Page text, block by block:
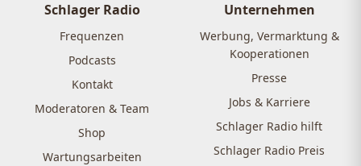
Schlager Radio
Frequenzen
Podcasts
Kontakt
Moderatoren & Team
Shop
Wartungsarbeiten
Unternehmen
Werbung, Vermarktung &
Kooperationen
Presse
Jobs & Karriere
Schlager Radio hilft
Schlager Radio Preis